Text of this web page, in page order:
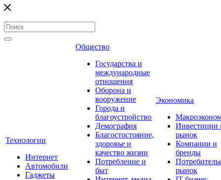
Технологии
Интернет
Автомобили
Гаджеты
Общество
Государства и
международные
отношения
Оборона и
вооружение
Города и
благоустройство
Демография
Благостостояние,
здоровье и
качество жизни
Потребление и
быт
Экономика
Инвестиции
рынок
Компании и
бренды
рынок